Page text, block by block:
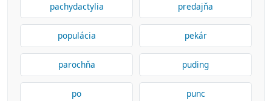
pachydactylia predajňa
populácia pekár
parochňa puding
po punc